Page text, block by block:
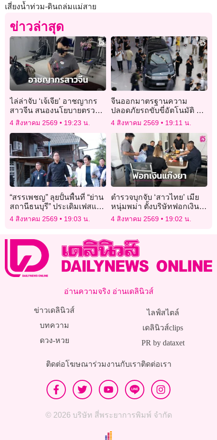
เสี่ยงน้ำท่วม-ดินถล่มแม่สาย
ข่าวล่าสุด
ไล่ล่าจับ ‘เจ้เจีย’ อาชญากร
สาวจีน สนองนโยบายตรวจ
คนเข้าเมือง ‘ไม่ให้อยู่’
4 สิงหาคม 2569 19:23 น.
จีนออกมาตรฐานความ
ปลอดภัยรถขับขี่อัตโนมัติ มี
ผลบังคับใช้ปี 2570
4 สิงหาคม 2569 19:11 น.
“สรรเพชญ” ลุยปั้นพื้นที่ “ย่าน
สถานีธนบุรี” ประเดิมเฟสแรก
22 ไร่ “เมืองแห่งการแพทย์”
4 สิงหาคม 2569 19:03 น.
ตำรวจบุกจับ ‘สาวไทย’ เมีย
หนุ่มพม่า ตั้งบริษัทฟอกเงิน
ให้พ่อค้ายา 2.5 พันล้าน
4 สิงหาคม 2569 19:02 น.
อ่านความจริง อ่านเดลินิวส์
ข่าวเดลินิวส์
บทความ
ดวง-หวย
ไลฟ์สไตล์
เดลินิวส์clips
PR by dataxet
ติดต่อโฆษณาร่วมงานกับเราติดต่อเรา
© 2026 บริษัท สี่พระยาการพิมพ์ จำกัด